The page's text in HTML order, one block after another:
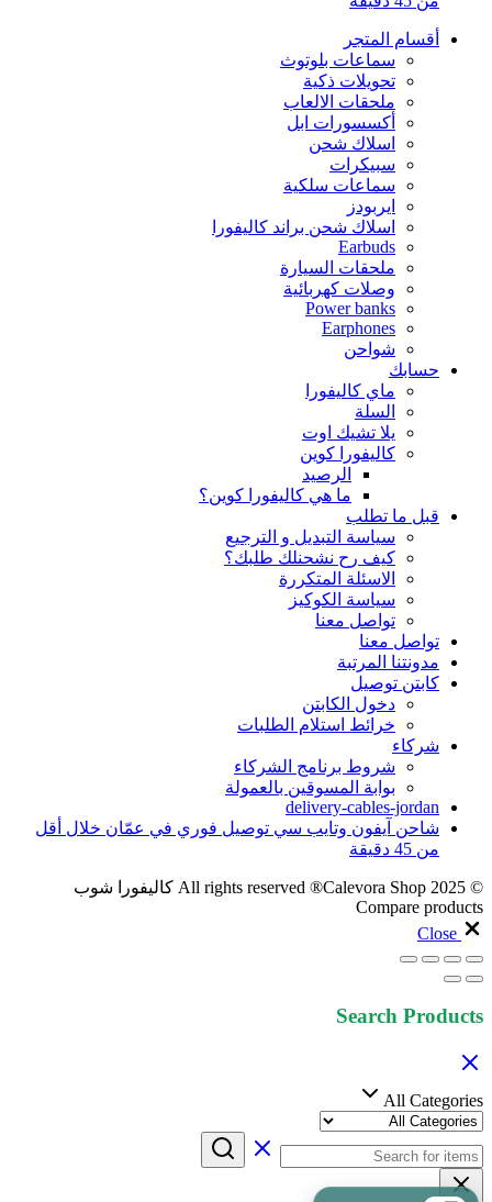
أقسام المتجر
سماعات بلوتوث
تحويلات ذكية
ملحقات الالعاب
أكسسورات ابل
اسلاك شحن
سبيكرات
سماعات سلكية
ايربودز
اسلاك شحن براند كاليفورا
Earbuds
ملحقات السيارة
وصلات كهربائية
Power banks
Earphones
شواحن
حسابك
ماي كاليفورا
السلة
يلا تشيك اوت
كاليفورا كوين
الرصيد
ما هي كاليفورا كوين؟
قبل ما تطلب
سياسة التبديل و الترجيع
كيف رح نشحنلك طلبك؟
الاسئلة المتكررة
سياسة الكوكيز
تواصل معنا
تواصل معنا
مدونتنا المرتبة
كابتن توصيل
دخول الكابتن
خرائط استلام الطلبات
شركاء
شروط برنامج الشركاء
بوابة المسوقين بالعمولة
delivery-cables-jordan
شاحن آيفون وتايب سي توصيل فوري في عمّان خلال أقل
من 45 دقيقة
© 2025 All rights reserved ®Calevora Shop كاليفورا شوب
Compare products
Close
Search Products
All Categories